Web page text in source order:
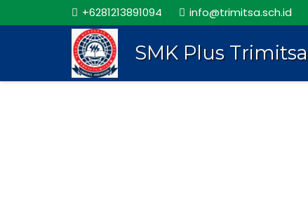
+6281213891094 info@trimitsa.sch.id
SMK Plus Trimitsa